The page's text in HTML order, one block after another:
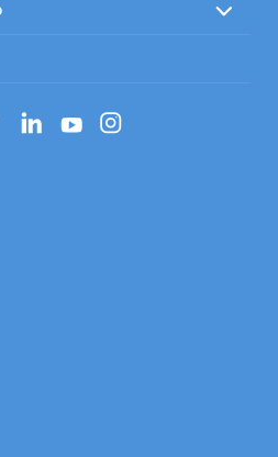
LinkedInYouTubeInstagram